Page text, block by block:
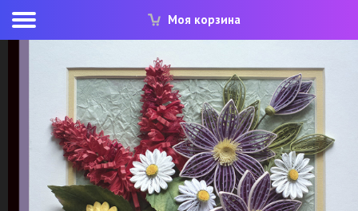
Моя корзина